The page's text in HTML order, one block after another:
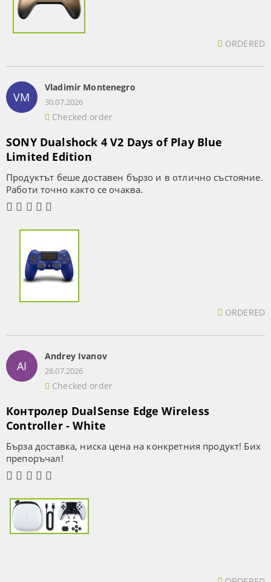
ORDERED
VM
Vladimir Montenegro
30.07.2026
Checked order
SONY Dualshock 4 V2 Days of Play Blue
Limited Edition
Продуктът беше доставен бързо и в отлично състояние.
Работи точно както се очаква.
ORDERED
AI
Andrey Ivanov
28.07.2026
Checked order
Контролер DualSense Edge Wireless
Controller - White
Бърза доставка, ниска цена на конкретния продукт! Бих
препоръчал!